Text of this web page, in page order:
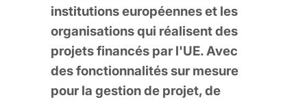
institutions européennes et les
organisations qui réalisent des
projets financés par l'UE. Avec
des fonctionnalités sur mesure
pour la gestion de projet, de